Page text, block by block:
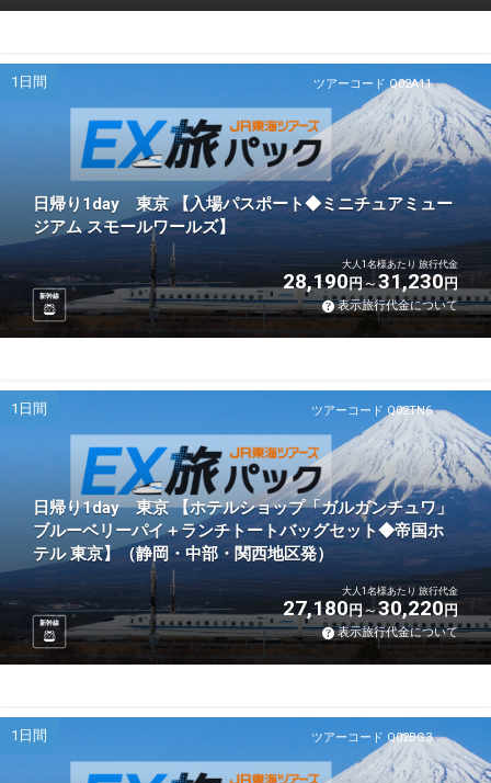
ツアーコード Q02A11
1日間
日帰り1day 東京 【入場パスポート◆ミニチュアミュー
ジアム スモールワールズ】
新幹線
大人1名様あたり 旅行代金
28,190円 31,230円
表示旅行代金について
ツアーコード Q02TN6
1日間
日帰り1day 東京 【ホテルショップ「ガルガンチュワ」
ブルーベリーパイ＋ランチトートバッグセット◆帝国ホ
テル 東京】（静岡・中部・関西地区発）
新幹線
大人1名様あたり 旅行代金
27,180円 30,220円
表示旅行代金について
ツアーコード Q02BG3
1日間